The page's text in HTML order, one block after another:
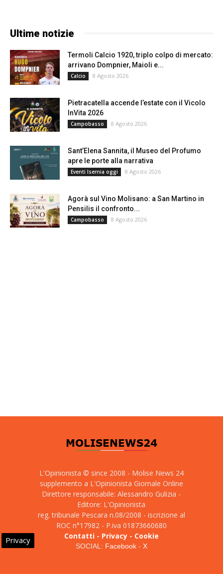
Ultime notizie
Termoli Calcio 1920, triplo colpo di mercato:
arrivano Dompnier, Maioli e...
Calcio 8 Agosto 2026
Pietracatella accende l’estate con il Vicolo
InVita 2026
Campobasso 8 Agosto 2026
Sant’Elena Sannita, il Museo del Profumo
apre le porte alla narrativa
Eventi Isernia oggi 8 Agosto 2026
Agorà sul Vino Molisano: a San Martino in
Pensilis il confronto...
Campobasso 8 Agosto 2026
L'Opinionista © since 2008 - Molise News 24
supplemento a L'Opinionista Giornale Online
Direttore responsabile: Alessandro Gulizia -
Editore: L'Opinionista
reg. tribunale Pescara n.08/2008 - iscrizione al
ROC n°17982 - P.iva 01873660680
Contatti- Privacy- Cookie
SOCIAL: Facebook- X
Privacy